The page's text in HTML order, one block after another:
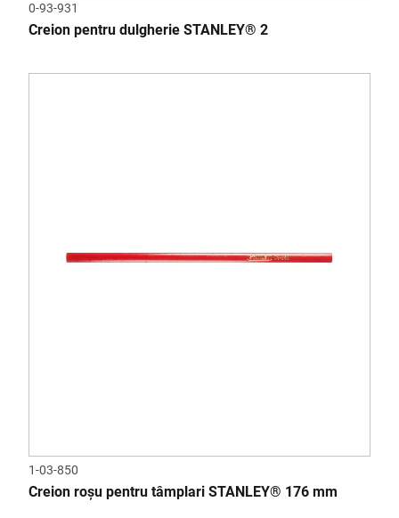
0-93-931
Creion pentru dulgherie STANLEY® 2
1-03-850
Creion roșu pentru tâmplari STANLEY® 176 mm